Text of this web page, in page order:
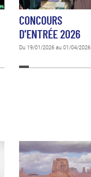
CONCOURS
D'ENTRÉE 2026
Du 19/01/2026 au 01/04/2026